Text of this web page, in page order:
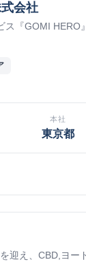
会社
『GOMI HERO』
本社
東京都
迎え、CBD,ヨード